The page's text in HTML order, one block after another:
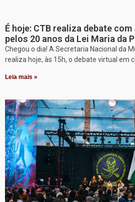
É hoje: CTB realiza debate
pelos 20 anos da Lei Maria da
Chegou o dia! A Secretaria Nacional da
realiza hoje, às 15h, o debate virtual em
Leia mais »